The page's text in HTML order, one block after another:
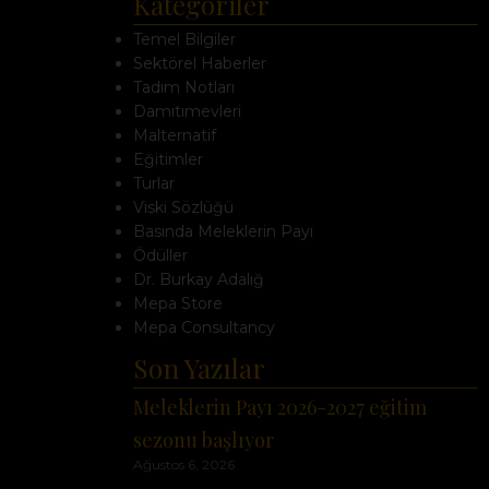
Temel Bilgiler
Sektörel Haberler
Tadım Notları
Damıtımevleri
Malternatif
Eğitimler
Turlar
Viski Sözlüğü
Basında Meleklerin Payı
Ödüller
Dr. Burkay Adalığ
Mepa Store
Mepa Consultancy
Son Yazılar
Meleklerin Payı 2026-2027 eğitim
sezonu başlıyor
Ağustos 6, 2026